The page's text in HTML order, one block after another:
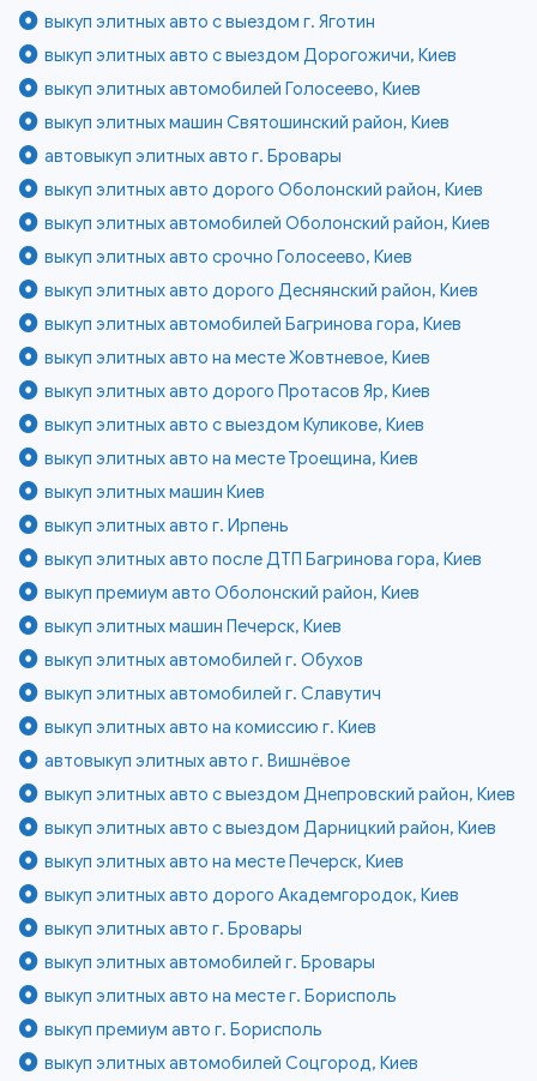
выкуп элитных авто с выездом г. Яготин
выкуп элитных авто с выездом Дорогожичи, Киев
выкуп элитных автомобилей Голосеево, Киев
выкуп элитных машин Святошинский район, Киев
автовыкуп элитных авто г. Бровары
выкуп элитных авто дорого Оболонский район, Киев
выкуп элитных автомобилей Оболонский район, Киев
выкуп элитных авто срочно Голосеево, Киев
выкуп элитных авто дорого Деснянский район, Киев
выкуп элитных автомобилей Багринова гора, Киев
выкуп элитных авто на месте Жовтневое, Киев
выкуп элитных авто дорого Протасов Яр, Киев
выкуп элитных авто с выездом Куликове, Киев
выкуп элитных авто на месте Троещина, Киев
выкуп элитных машин Киев
выкуп элитных авто г. Ирпень
выкуп элитных авто после ДТП Багринова гора, Киев
выкуп премиум авто Оболонский район, Киев
выкуп элитных машин Печерск, Киев
выкуп элитных автомобилей г. Обухов
выкуп элитных автомобилей г. Славутич
выкуп элитных авто на комиссию г. Киев
автовыкуп элитных авто г. Вишнёвое
выкуп элитных авто с выездом Днепровский район, Киев
выкуп элитных авто с выездом Дарницкий район, Киев
выкуп элитных авто на месте Печерск, Киев
выкуп элитных авто дорого Академгородок, Киев
выкуп элитных авто г. Бровары
выкуп элитных автомобилей г. Бровары
выкуп элитных авто на месте г. Борисполь
выкуп премиум авто г. Борисполь
выкуп элитных автомобилей Соцгород, Киев